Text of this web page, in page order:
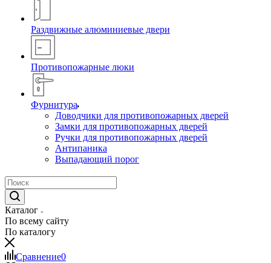
Раздвижные алюминиевые двери
Противопожарные люки
Фурнитура
Доводчики для противопожарных дверей
Замки для противопожарных дверей
Ручки для противопожарных дверей
Антипаника
Выпадающий порог
Каталог
По всему сайту
По каталогу
Сравнение0